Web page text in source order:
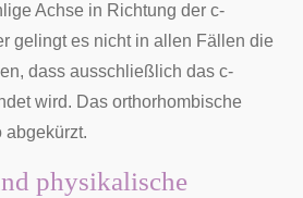
Achse in Richtung der c-
gelingt es nicht in allen Fällen die
dass ausschließlich das c-
wird. Das orthorhombische
abgekürzt.
physikalische